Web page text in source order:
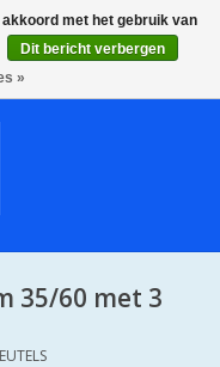
0 Artikelen - €0,00
35/60 met 3
met het gebruik van
Dit bericht verbergen
»